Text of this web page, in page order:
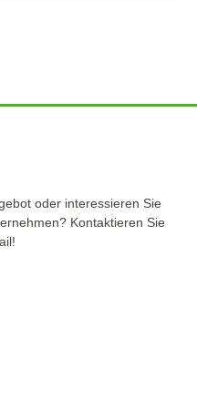
oder interessieren Sie
Kontaktieren Sie